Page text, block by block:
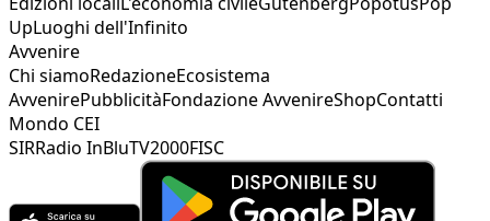
UpLuoghi dell'Infinito
Avvenire
Chi siamoRedazioneEcosistema
AvvenirePubblicitàFondazione AvvenireShopContatti
Mondo CEI
SIRRadio InBluTV2000FISC